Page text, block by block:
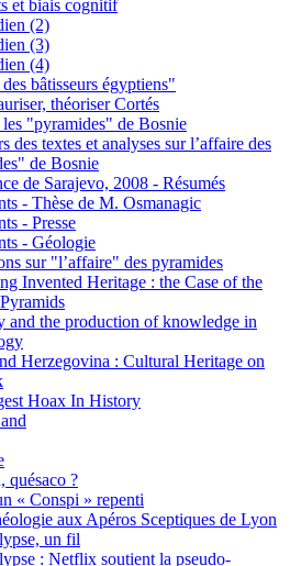
et biais cognitif
(2)
(3)
(4)
bâtisseurs égyptiens"
théoriser Cortés
"pyramides" de Bosnie
des textes et analyses sur l’affaire des
de Bosnie
de Sarajevo, 2008 - Résumés
- Thèse de M. Osmanagic
- Presse
- Géologie
sur "l’affaire" des pyramides
Invented Heritage : the Case of the
and the production of knowledge in
Herzegovina : Cultural Heritage on
Hoax In History
quésaco ?
« Conspi » repenti
aux Apéros Sceptiques de Lyon
un fil
: Netflix soutient la pseudo-